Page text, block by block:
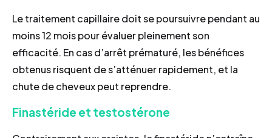
Le traitement capillaire doit se poursuivre pendant au
moins 12 mois pour évaluer pleinement son
efficacité. En cas d’arrêt prématuré, les bénéfices
obtenus risquent de s’atténuer rapidement, et la
chute de cheveux peut reprendre.
Finastéride et testostérone